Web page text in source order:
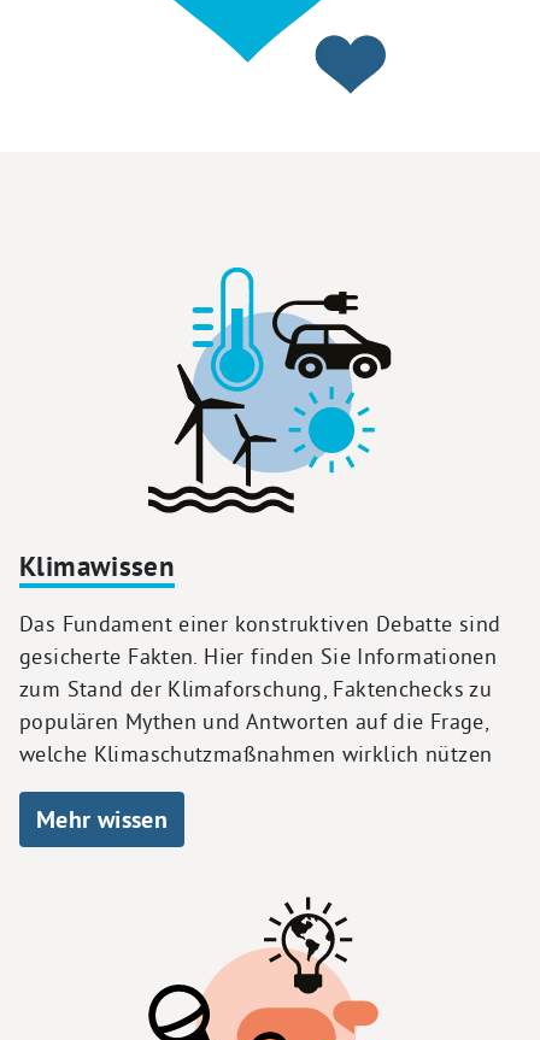
Klimawissen
Das Fundament einer konstruktiven Debatte sind
gesicherte Fakten. Hier finden Sie Informationen
zum Stand der Klimaforschung, Faktenchecks zu
populären Mythen und Antworten auf die Frage,
welche Klimaschutzmaßnahmen wirklich nützen
Mehr wissen